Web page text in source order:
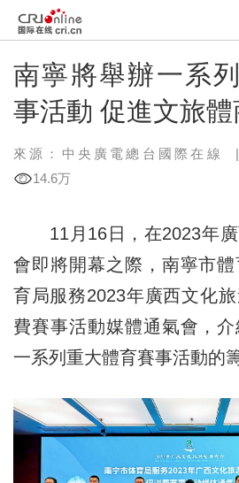
南寧將舉辦一系
事活動 促進文旅
來源：中央廣電總台國際在線
14.6万
11月16日，在2023年廣
會即將開幕之際，南寧市
育局服務2023年廣西文化
費賽事活動媒體通氣會，
一系列重大體育賽事活動的